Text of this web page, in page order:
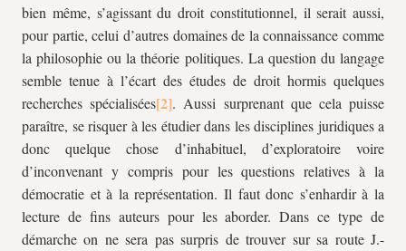
bien même, s’agissant du droit constitutionnel, il serait aussi,
pour partie, celui d’autres domaines de la connaissance comme
la philosophie ou la théorie politiques. La question du langage
semble tenue à l’écart des études de droit hormis quelques
recherches spécialisées
. Aussi surprenant que cela puisse
paraître, se risquer à les étudier dans les disciplines juridiques a
donc quelque chose d’inhabituel, d’exploratoire voire
d’inconvenant y compris pour les questions relatives à la
démocratie et à la représentation. Il faut donc s’enhardir à la
lecture de fins auteurs pour les aborder. Dans ce type de
démarche on ne sera pas surpris de trouver sur sa route J.-